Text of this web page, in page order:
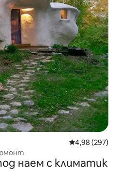
Средна
4,98 (297)
наем с климатик